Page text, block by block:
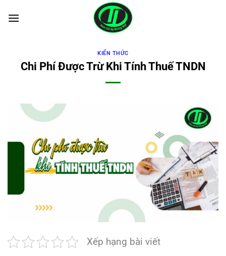
qua
KIẾN THỨC
Chi Phí Được Trừ Khi Tính Thuế TNDN
Xếp hạng bài viết